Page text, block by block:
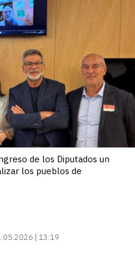
de los Diputados un
los pueblos de
| 13:19